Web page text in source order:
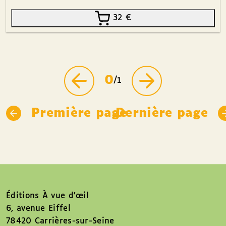
32 €
Première page
0/1
Dernière page
Éditions À vue d’œil
6, avenue Eiffel
78420 Carrières-sur-Seine